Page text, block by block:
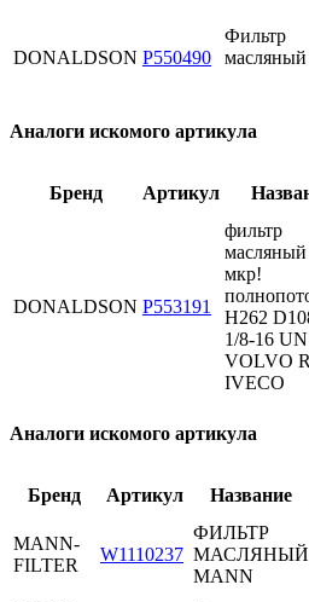
DONALDSON P550490
Фильтр
масляный
Аналоги искомого артикула
Бренд Артикул
DONALDSON P553191
фильтр
масляный
мкр!
H262
1/8-16 UN
VOLVO
IVECO
Аналоги искомого артикула
Бренд Артикул Название
MANN-
FILTER
W1110237
ФИЛЬТР
МАСЛЯНЫЙ
MANN